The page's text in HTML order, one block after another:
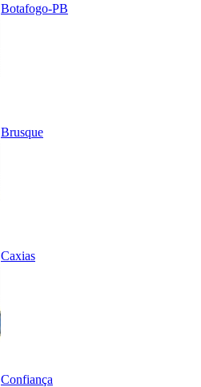
Botafogo-PB
Brusque
Caxias
Confiança